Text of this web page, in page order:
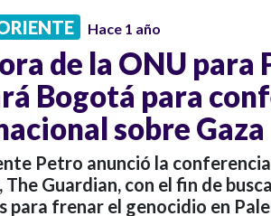
Hace 1 año
de la ONU para
Bogotá para
sobre Gaza
Petro anunció la
Guardian, con el fin de
para frenar el genocidio en